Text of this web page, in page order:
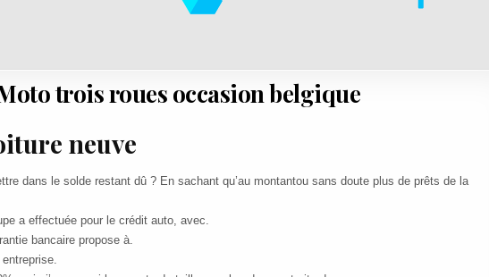
trois roues occasion belgique
neuve
dans le solde restant dû ? En sachant qu’au montantou sans doute plus de prêts de la
a effectuée pour le crédit auto, avec.
bancaire propose à.